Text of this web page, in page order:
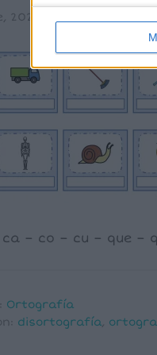
2022
– co – cu – que –
Ortografía
disortografía,